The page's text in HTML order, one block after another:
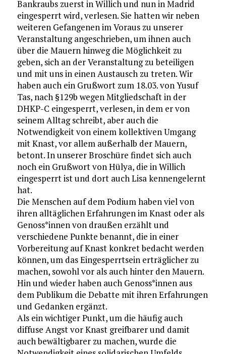
Bankraubs zuerst in Willich und nun in Madrid
eingesperrt wird, verlesen. Sie hatten wir neben
weiteren Gefangenen im Voraus zu unserer
Veranstaltung angeschrieben, um ihnen auch
über die Mauern hinweg die Möglichkeit zu
geben, sich an der Veranstaltung zu beteiligen
und mit uns in einen Austausch zu treten. Wir
haben auch ein Grußwort zum 18.03. von Yusuf
Tas, nach §129b wegen Mitgliedschaft in der
DHKP-C eingesperrt, verlesen, in dem er von
seinem Alltag schreibt, aber auch die
Notwendigkeit von einem kollektiven Umgang
mit Knast, vor allem außerhalb der Mauern,
betont. In unserer Broschüre findet sich auch
noch ein Grußwort von Hülya, die in Willich
eingesperrt ist und dort auch Lisa kennengelernt
hat.
Die Menschen auf dem Podium haben viel von
ihren alltäglichen Erfahrungen im Knast oder als
Genoss*innen von draußen erzählt und
verschiedene Punkte benannt, die in einer
Vorbereitung auf Knast konkret bedacht werden
können, um das Eingesperrtsein erträglicher zu
machen, sowohl vor als auch hinter den Mauern.
Hin und wieder haben auch Genoss*innen aus
dem Publikum die Debatte mit ihren Erfahrungen
und Gedanken ergänzt.
Als ein wichtiger Punkt, um die häufig auch
diffuse Angst vor Knast greifbarer und damit
auch bewältigbarer zu machen, wurde die